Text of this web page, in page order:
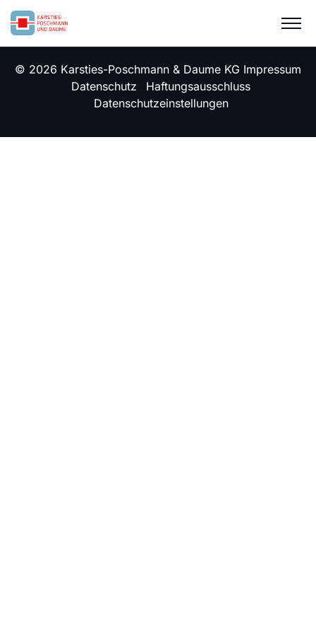
© 2026 Karsties-Poschmann & Daume KG Impressum
Datenschutz
Haftungsausschluss
Datenschutzeinstellungen